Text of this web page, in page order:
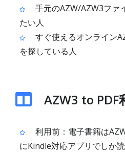
手元のAZW/AZW3ファ
たい人
すぐ使えるオンライン
を探している人
AZW3 to PDF
利用前：電子書籍は
にKindle対応アプリでしか